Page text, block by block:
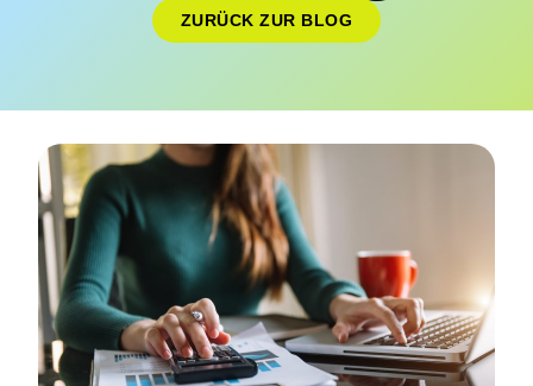
ZURÜCK ZUR BLOG